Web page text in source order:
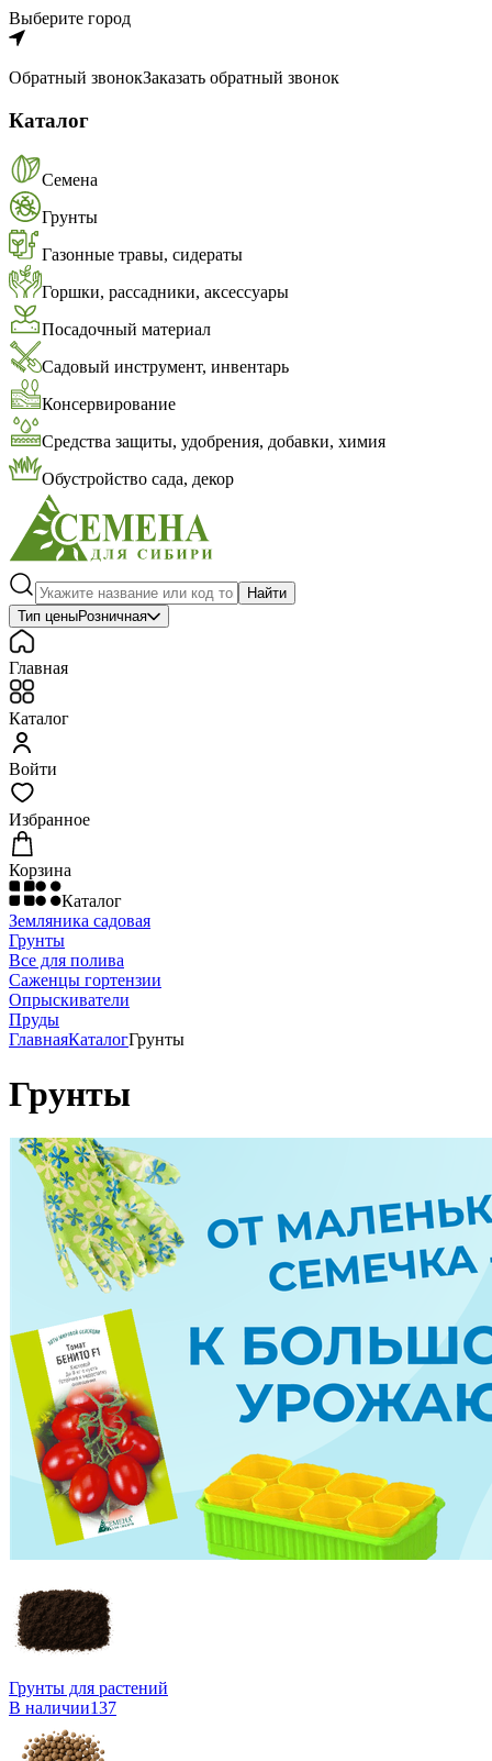
Выберите город
Обратный звонокЗаказать обратный звонок
Каталог
Семена
Грунты
Газонные травы, сидераты
Горшки, рассадники, аксессуары
Посадочный материал
Садовый инструмент, инвентарь
Консервирование
Средства защиты, удобрения, добавки, химия
Обустройство сада, декор
Найти
Тип ценыРозничная
Главная
Каталог
Войти
Избранное
Корзина
Каталог
Земляника садовая
Грунты
Все для полива
Саженцы гортензии
Опрыскиватели
Пруды
ГлавнаяКаталогГрунты
Грунты
Грунты для растений
В наличии137